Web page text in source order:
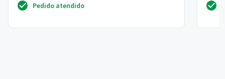
Pedido atendido